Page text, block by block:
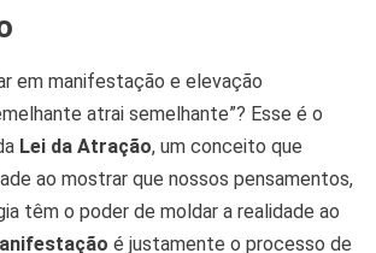
Passos
em manifestação e elevação
atrai semelhante”? Esse é o
Lei da Atração, um conceito que
ao mostrar que nossos pensamentos,
têm o poder de moldar a realidade ao
é justamente o processo de